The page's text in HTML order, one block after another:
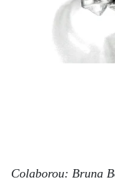
Colaborou: Bruna